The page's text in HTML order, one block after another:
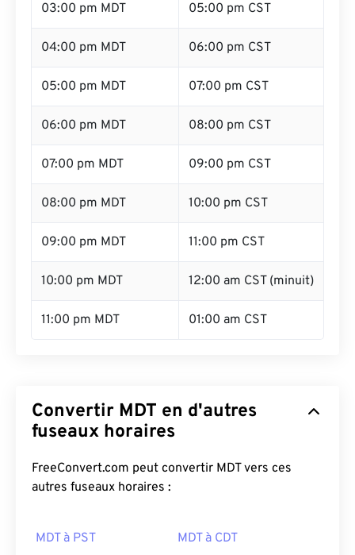
03:00 pm MDT 05:00 pm CST
04:00 pm MDT 06:00 pm CST
05:00 pm MDT 07:00 pm CST
06:00 pm MDT 08:00 pm CST
07:00 pm MDT 09:00 pm CST
08:00 pm MDT 10:00 pm CST
09:00 pm MDT 11:00 pm CST
10:00 pm MDT 12:00 am CST (minuit)
11:00 pm MDT 01:00 am CST
Convertir MDT en d'autres
fuseaux horaires
FreeConvert.com peut convertir MDT vers ces
autres fuseaux horaires :
MDT à PST MDT à CDT